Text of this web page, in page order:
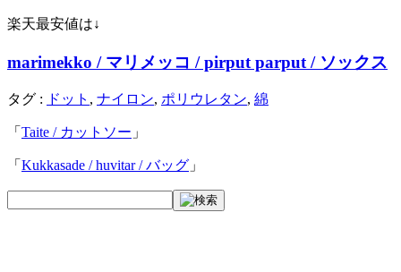
楽天最安値は↓
marimekko / マリメッコ / pirput parput / ソックス
タグ : ドット , ナイロン, ポリウレタン, 綿
「 Taite / カットソー 」
「 Kukkasade / huvitar / バッグ 」